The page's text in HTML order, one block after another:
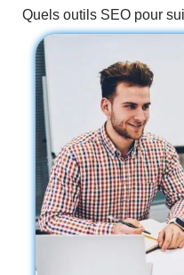
Quels outils SEO pour